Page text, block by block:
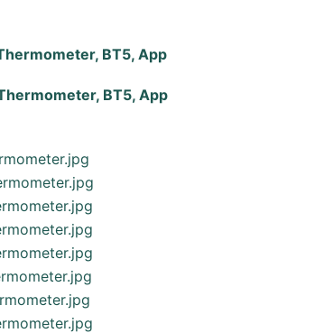
BT5, App
BT5, App